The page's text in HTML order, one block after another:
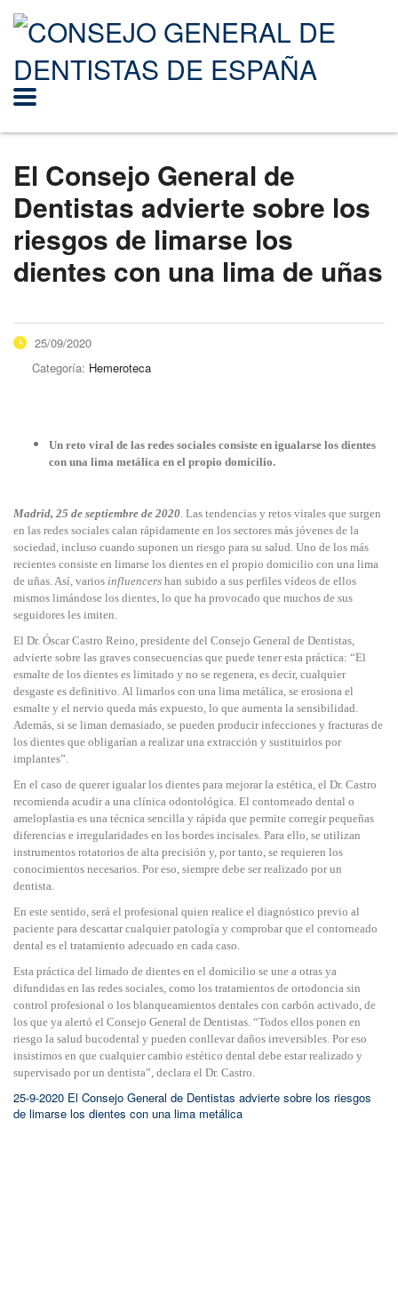
El Consejo General de
Dentistas advierte sobre los
riesgos de limarse los
dientes con una lima de uñas
25/09/2020
Categoría: Hemeroteca
Un reto viral de las redes sociales consiste en igualarse los dientes
con una lima metálica en el propio domicilio.
Madrid, 25 de septiembre de 2020. Las tendencias y retos virales que surgen
en las redes sociales calan rápidamente en los sectores más jóvenes de la
sociedad, incluso cuando suponen un riesgo para su salud. Uno de los más
recientes consiste en limarse los dientes en el propio domicilio con una lima
de uñas. Así, varios influencers han subido a sus perfiles vídeos de ellos
mismos limándose los dientes, lo que ha provocado que muchos de sus
seguidores les imiten.
El Dr. Óscar Castro Reino, presidente del Consejo General de Dentistas,
advierte sobre las graves consecuencias que puede tener esta práctica: “El
esmalte de los dientes es limitado y no se regenera, es decir, cualquier
desgaste es definitivo. Al limarlos con una lima metálica, se erosiona el
esmalte y el nervio queda más expuesto, lo que aumenta la sensibilidad.
Además, si se liman demasiado, se pueden producir infecciones y fracturas de
los dientes que obligarían a realizar una extracción y sustituirlos por
implantes”.
En el caso de querer igualar los dientes para mejorar la estética, el Dr. Castro
recomienda acudir a una clínica odontológica. El contorneado dental o
ameloplastia es una técnica sencilla y rápida que permite corregir pequeñas
diferencias e irregularidades en los bordes incisales. Para ello, se utilizan
instrumentos rotatorios de alta precisión y, por tanto, se requieren los
conocimientos necesarios. Por eso, siempre debe ser realizado por un
dentista.
En este sentido, será el profesional quien realice el diagnóstico previo al
paciente para descartar cualquier patología y comprobar que el contorneado
dental es el tratamiento adecuado en cada caso.
Esta práctica del limado de dientes en el domicilio se une a otras ya
difundidas en las redes sociales, como los tratamientos de ortodoncia sin
control profesional o los blanqueamientos dentales con carbón activado, de
los que ya alertó el Consejo General de Dentistas. “Todos ellos ponen en
riesgo la salud bucodental y pueden conllevar daños irreversibles. Por eso
insistimos en que cualquier cambio estético dental debe estar realizado y
supervisado por un dentista”, declara el Dr. Castro.
25-9-2020 El Consejo General de Dentistas advierte sobre los riesgos
de limarse los dientes con una lima metálica